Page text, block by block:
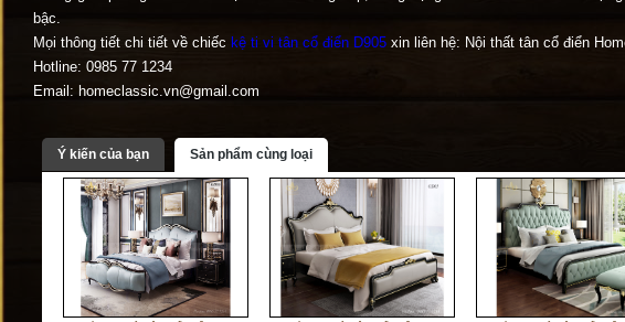
bậc.
Mọi thông tiết chi tiết về chiếc kệ ti vi tân cổ điển D905 xin liên hệ: Nội thất tân cổ điển
Hotline: 0985 77 1234
Email: homeclassic.vn@gmail.com
Ý kiến của bạn Sản phẩm cùng loại